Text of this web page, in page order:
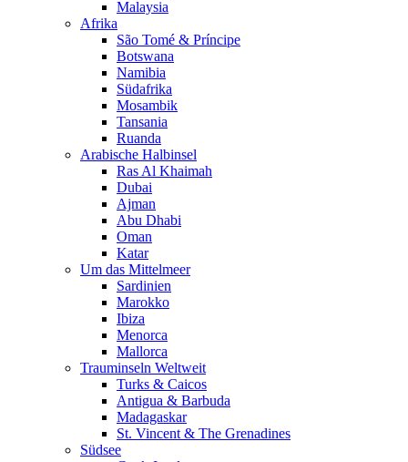
Malaysia
Afrika
São Tomé & Príncipe
Botswana
Namibia
Südafrika
Mosambik
Tansania
Ruanda
Arabische Halbinsel
Ras Al Khaimah
Dubai
Ajman
Abu Dhabi
Oman
Katar
Um das Mittelmeer
Sardinien
Marokko
Ibiza
Menorca
Mallorca
Trauminseln Weltweit
Turks & Caicos
Antigua & Barbuda
Madagaskar
St. Vincent & The Grenadines
Südsee